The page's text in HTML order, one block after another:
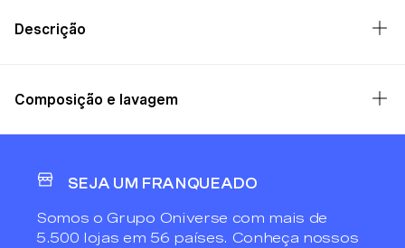
Descrição
Composição e lavagem
SEJA UM FRANQUEADO
Somos o Grupo Oniverse com mais de
5.500 lojas em 56 países. Conheça nossos